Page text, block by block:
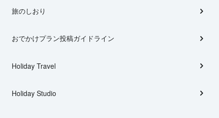
旅のしおり
おでかけプラン投稿ガイドライン
Holiday Travel
Holiday Studio